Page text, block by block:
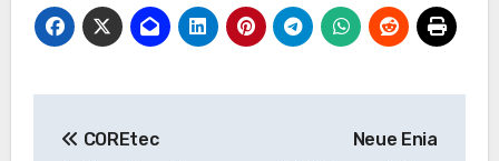
COREtec
Neue Enia